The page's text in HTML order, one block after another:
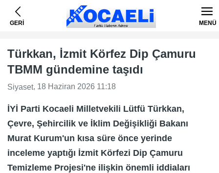
GERİ MENÜ
Türkkan, İzmit Körfez Dip Çamuru
TBMM gündemine taşıdı
Siyaset, 18 Haziran 2026 11:18
İYİ Parti Kocaeli Milletvekili Lütfü Türkkan,
Çevre, Şehircilik ve İklim Değişikliği Bakanı
Murat Kurum'un kısa süre önce yerinde
inceleme yaptığı İzmit Körfezi Dip Çamuru
Temizleme Projesi'ne ilişkin önemli iddiaları